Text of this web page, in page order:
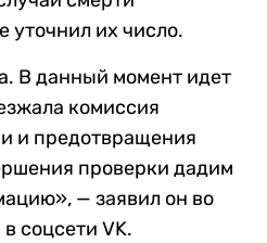
уточнил их число.
В данный момент идет
комиссия
и предотвращения
проверки дадим
— заявил он во
соцсети VK.